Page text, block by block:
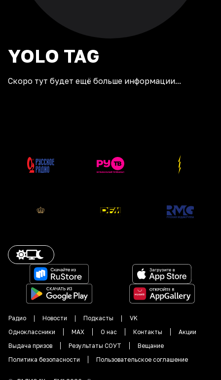
YOLO TAG
Скоро тут будет ещё больше информации...
Радио Новости Подкасты
VK
Одноклассники
MAX О нас Контакты
Акции
Выдача призов
Результаты СОУТ
Вещание
Политика безопасности
Пользовательское соглашение